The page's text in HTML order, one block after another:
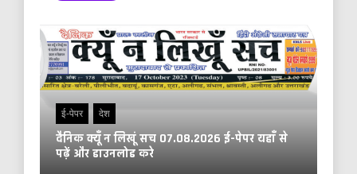
ई-पेपर देश
दैनिक क्यूँ न लिखूं सच 07.08.2026 ई-पेपर यहाँ से
पढ़ें और डाउनलोड करे